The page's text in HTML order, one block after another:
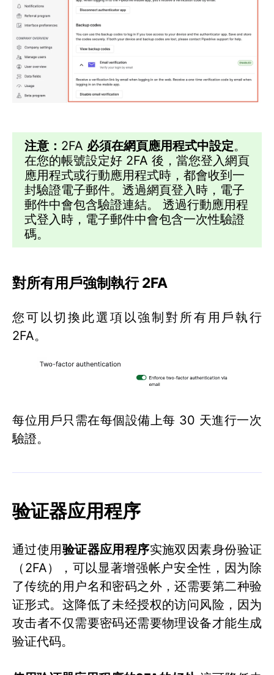
注意： 2FA 必須在網頁應用程式中設定。
在您的帳號設定好 2FA 後，當您登入網頁
應用程式或行動應用程式時，都會收到一
封驗證電子郵件。透過網頁登入時，電子
郵件中會包含驗證連結。 透過行動應用程
式登入時，電子郵件中會包含一次性驗證
碼。
對所有用戶強制執行 2FA
您可以切換此選項以強制對所有用戶執行
2FA。
每位用戶只需在每個設備上每 30 天進行一次
驗證。
验证器应用程序
通过使用验证器应用程序实施双因素身份验证
（2FA），可以显著增强帐户安全性，因为除
了传统的用户名和密码之外，还需要第二种验
证形式。这降低了未经授权的访问风险，因为
攻击者不仅需要密码还需要物理设备才能生成
验证代码。